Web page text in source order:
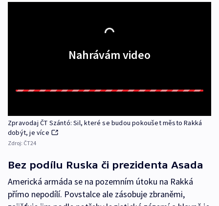
Nahrávám video
Zpravodaj ČT Szántó: Sil, které se budou pokoušet město Rakká
dobýt, je více
Zdroj: ČT24
Bez podílu Ruska či prezidenta Asada
Americká armáda se na pozemním útoku na Rakká
přímo nepodílí. Povstalce ale zásobuje zbraněmi,